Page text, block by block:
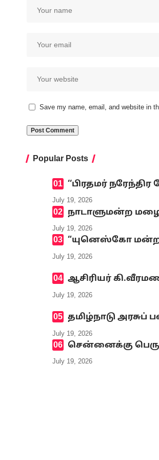
Save my name, email, and website in
Popular Posts
‘‘பிரதமர்
July 19, 2026
நாடாளுமன்ற
July 19, 2026
“யுனெஸ்கோ மன்ற
July 19, 2026
ஆசிரியர்
July 19, 2026
தமிழ்நாடு
July 19, 2026
சென்னைக்கு
July 19, 2026